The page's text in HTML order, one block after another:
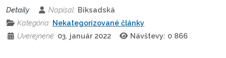
Detaily Napísal: Biksadská
Kategória: Nekategorizované články
Uverejnené: 03. január 2022 Návštevy: 0 866